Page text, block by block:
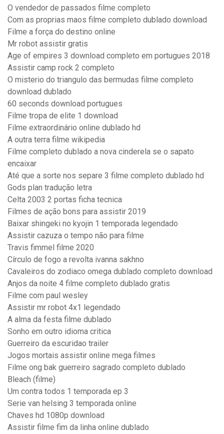
O vendedor de passados filme completo
Com as proprias maos filme completo dublado download
Filme a força do destino online
Mr robot assistir gratis
Age of empires 3 download completo em portugues 2018
Assistir camp rock 2 completo
O misterio do triangulo das bermudas filme completo
download dublado
60 seconds download portugues
Filme tropa de elite 1 download
Filme extraordinário online dublado hd
A outra terra filme wikipedia
Filme completo dublado a nova cinderela se o sapato
encaixar
Até que a sorte nos separe 3 filme completo dublado hd
Gods plan tradução letra
Celta 2003 2 portas ficha tecnica
Filmes de ação bons para assistir 2019
Baixar shingeki no kyojin 1 temporada legendado
Assistir cazuza o tempo não para filme
Travis fimmel filme 2020
Círculo de fogo a revolta ivanna sakhno
Cavaleiros do zodiaco omega dublado completo download
Anjos da noite 4 filme completo dublado gratis
Filme com paul wesley
Assistir mr robot 4x1 legendado
A alma da festa filme dublado
Sonho em outro idioma critica
Guerreiro da escuridao trailer
Jogos mortais assistir online mega filmes
Filme ong bak guerreiro sagrado completo dublado
Bleach (filme)
Um contra todos 1 temporada ep 3
Serie van helsing 3 temporada online
Chaves hd 1080p download
Assistir filme fim da linha online dublado